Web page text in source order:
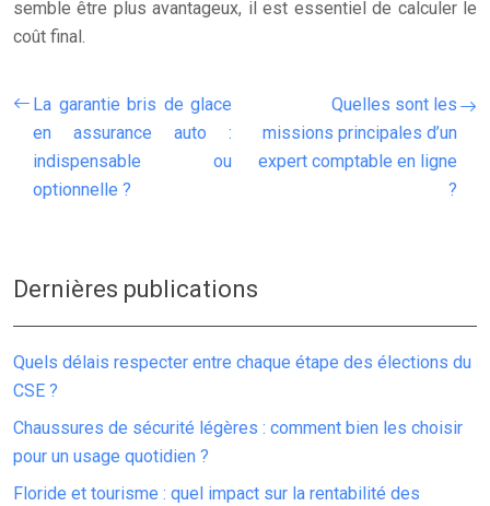
semble être plus avantageux, il est essentiel de calculer le
coût final.
La garantie bris de glace
en assurance auto :
indispensable ou
optionnelle ?
Quelles sont les
missions principales d’un
expert comptable en ligne
?
Dernières publications
Quels délais respecter entre chaque étape des élections du
CSE ?
Chaussures de sécurité légères : comment bien les choisir
pour un usage quotidien ?
Floride et tourisme : quel impact sur la rentabilité des